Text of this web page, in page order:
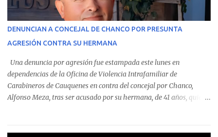
operaciones. Asimismo, se precisa que uno de los casos
corresponde a un funcionario de la Municipalidad de Chanco,
detectaron incumplimientos a la normativa vigente. El informe
precisa que la mayor cantidad de dinero apostado se registró en
Talca, donde...
DENUNCIAN A CONCEJAL DE CHANCO POR PRESUNTA
AGRESIÓN CONTRA SU HERMANA
Una denuncia por agresión fue estampada este lunes en
dependencias de la Oficina de Violencia Intrafamiliar de
Carabineros de Cauquenes en contra del concejal por Chanco,
Alfonso Meza, tras ser acusado por su hermana, de 41 años, quien
relató que los hechos ocurrieron cerca de las 11:30 horas en el